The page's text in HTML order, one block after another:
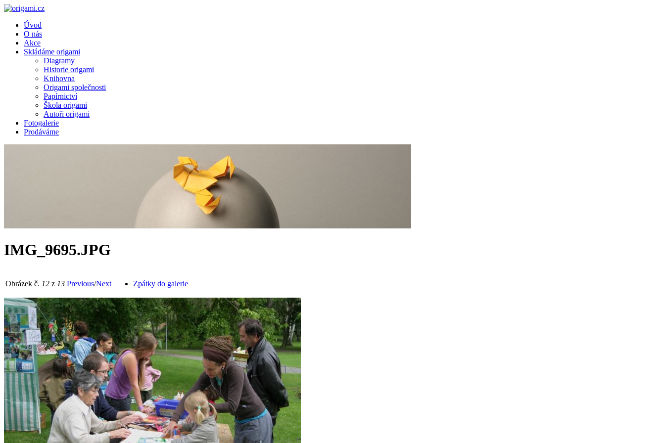
Úvod
O nás
Akce
Skládáme origami
Diagramy
Historie origami
Knihovna
Origami společnosti
Papírnictví
Škola origami
Autoři origami
Fotogalerie
Prodáváme
IMG_9695.JPG
Obrázek č. 12 z 13 Previous/Next Zpátky do galerie